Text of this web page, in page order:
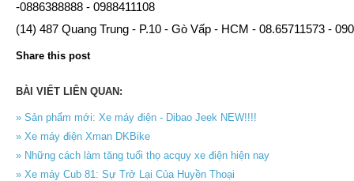
-0886388888 - 0988411108
(14) 487 Quang Trung - P.10 - Gò Vấp - HCM - 08.65711573 -
Share this post
BÀI VIẾT LIÊN QUAN:
» Sản phẩm mới: Xe máy điện - Dibao Jeek NEW!!!!
» Xe máy điện Xman DKBike
» Những cách làm tăng tuổi thọ acquy xe điện hiện nay
» Xe máy Cub 81: Sự Trở Lại Của Huyền Thoại